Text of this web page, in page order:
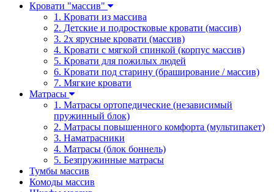
Кровати "массив"
1. Кровати из массива
2. Детские и подростковые кровати (массив)
3. 2х ярусные кровати (массив)
4. Кровати с мягкой спинкой (корпус массив)
5. Кровати для пожилых людей
6. Кровати под старину (браширование / массив)
7. Мягкие кровати
Матрасы
1. Матрасы ортопедические (независимый
пружинный блок)
2. Матрасы повышенного комфорта (мультипакет)
3. Наматрасники
4. Матрасы (блок боннель)
5. Безпружинные матрасы
Тумбы массив
Комоды массив